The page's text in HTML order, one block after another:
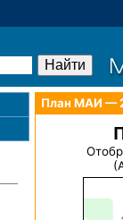
План МАИ —